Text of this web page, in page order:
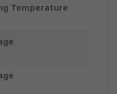
Temperature